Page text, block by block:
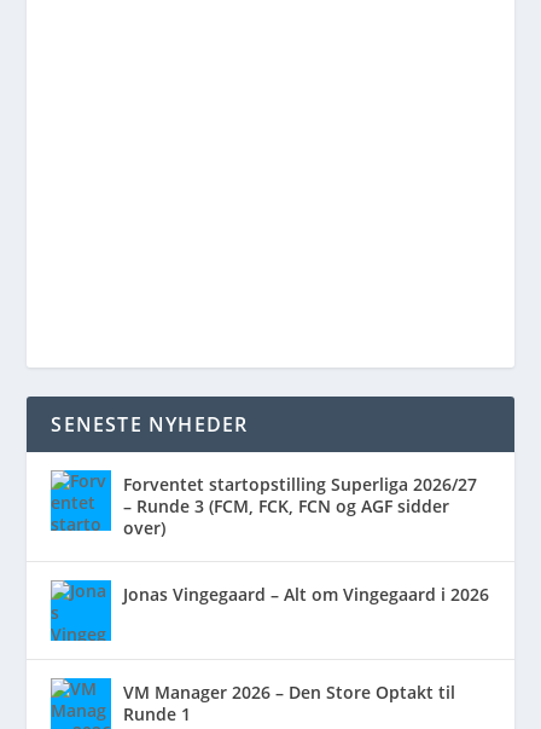
SENESTE NYHEDER
Forventet startopstilling Superliga 2026/27
– Runde 3 (FCM, FCK, FCN og AGF sidder
over)
Jonas Vingegaard – Alt om Vingegaard i 2026
VM Manager 2026 – Den Store Optakt til
Runde 1